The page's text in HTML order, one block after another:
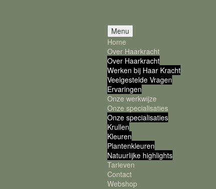
Menu
Home
Over Haarkracht
Over Haarkracht
Werken bij Haar Kracht
Veelgestelde Vragen
Ervaringen
Onze werkwijze
Onze specialisaties
Onze specialisaties
Krullen
Kleuren
Plantenkleuren
Natuurlijke highlights
Tarieven
Contact
Webshop